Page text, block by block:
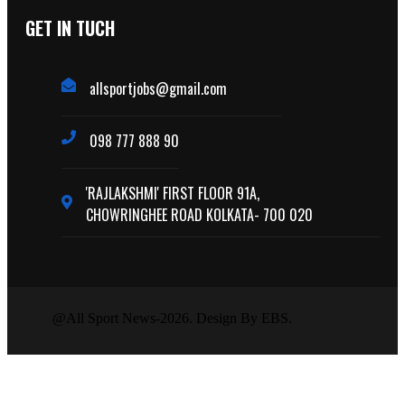
GET IN TUCH
allsportjobs@gmail.com
098 777 888 90
'RAJLAKSHMI' FIRST FLOOR 91A,
CHOWRINGHEE ROAD KOLKATA- 700 020
@All Sport News-2026. Design By EBS.